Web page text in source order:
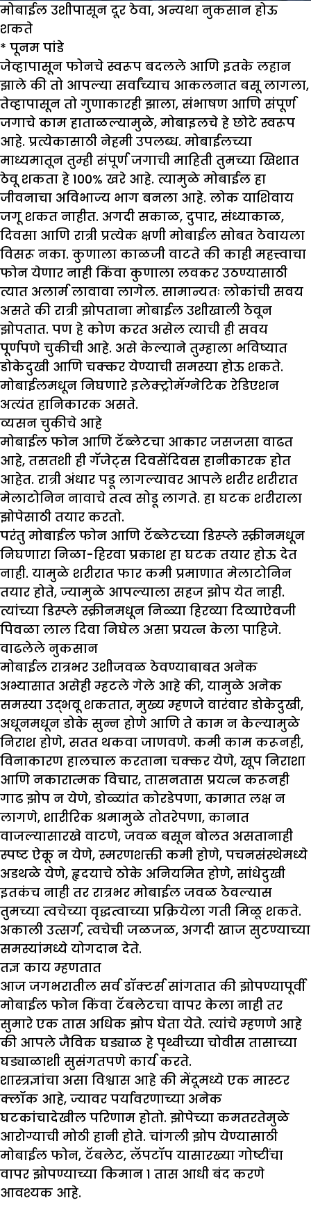
मोबाईल उशीपासून दूर ठेवा, अन्यथा नुकसान होऊ
शकते
* पूनम पांडे
जेव्हापासून फोनचे स्वरूप बदलले आणि इतके लहान
झाले की तो आपल्या सर्वांच्याच आकलनात बसू लागला,
तेव्हापासून तो गुणाकारही झाला, संभाषण आणि संपूर्ण
जगाचे काम हाताळल्यामुळे, मोबाइलचे हे छोटे स्वरूप
आहे. प्रत्येकासाठी नेहमी उपलब्ध. मोबाईलच्या
माध्यमातून तुम्ही संपूर्ण जगाची माहिती तुमच्या खिशात
ठेवू शकता हे 100% खरे आहे. त्यामुळे मोबाईल हा
जीवनाचा अविभाज्य भाग बनला आहे. लोक याशिवाय
जगू शकत नाहीत. अगदी सकाळ, दुपार, संध्याकाळ,
दिवसा आणि रात्री प्रत्येक क्षणी मोबाईल सोबत ठेवायला
विसरू नका. कुणाला काळजी वाटते की काही महत्त्वाचा
फोन येणार नाही किंवा कुणाला लवकर उठण्यासाठी
त्यात अलार्म लावावा लागेल. सामान्यतः लोकांची सवय
असते की रात्री झोपताना मोबाईल उशीखाली ठेवून
झोपतात. पण हे कोण करत असेल त्याची ही सवय
पूर्णपणे चुकीची आहे. असे केल्याने तुम्हाला भविष्यात
डोकेदुखी आणि चक्कर येण्याची समस्या होऊ शकते.
मोबाईलमधून निघणारे इलेक्ट्रोमॅग्नेटिक रेडिएशन
अत्यंत हानिकारक असते.
व्यसन चुकीचे आहे
मोबाईल फोन आणि टॅब्लेटचा आकार जसजसा वाढत
आहे, तसतशी ही गॅजेट्स दिवसेंदिवस हानीकारक होत
आहेत. रात्री अंधार पडू लागल्यावर आपले शरीर शरीरात
मेलाटोनिन नावाचे तत्व सोडू लागते. हा घटक शरीराला
झोपेसाठी तयार करतो.
परंतु मोबाईल फोन आणि टॅब्लेटच्या डिस्प्ले स्क्रीनमधून
निघणारा निळा-हिरवा प्रकाश हा घटक तयार होऊ देत
नाही. यामुळे शरीरात फार कमी प्रमाणात मेलाटोनिन
तयार होते, ज्यामुळे आपल्याला सहज झोप येत नाही.
त्यांच्या डिस्प्ले स्क्रीनमधून निळ्या हिरव्या दिव्याऐवजी
पिवळा लाल दिवा निघेल असा प्रयत्न केला पाहिजे.
वाढलेले नुकसान
मोबाईल रात्रभर उशीजवळ ठेवण्याबाबत अनेक
अभ्यासात असेही म्हटले गेले आहे की, यामुळे अनेक
समस्या उद्भवू शकतात, मुख्य म्हणजे वारंवार डोकेदुखी,
अधूनमधून डोके सुन्न होणे आणि ते काम न केल्यामुळे
निराश होणे, सतत थकवा जाणवणे. कमी काम करूनही,
विनाकारण हालचाल करताना चक्कर येणे, खूप निराशा
आणि नकारात्मक विचार, तासनतास प्रयत्न करूनही
गाढ झोप न येणे, डोळ्यांत कोरडेपणा, कामात लक्ष न
लागणे, शारीरिक श्रमामुळे तोतरेपणा, कानात
वाजल्यासारखे वाटणे, जवळ बसून बोलत असतानाही
स्पष्ट ऐकू न येणे, स्मरणशक्ती कमी होणे, पचनसंस्थेमध्ये
अडथळे येणे, हृदयाचे ठोके अनियमित होणे, सांधेदुखी
इतकंच नाही तर रात्रभर मोबाईल जवळ ठेवल्यास
तुमच्या त्वचेच्या वृद्धत्वाच्या प्रक्रियेला गती मिळू शकते.
अकाली उत्सर्ग, त्वचेची जळजळ, अगदी खाज सुटण्याच्या
समस्यांमध्ये योगदान देते.
तज्ञ काय म्हणतात
आज जगभरातील सर्व डॉक्टर्स सांगतात की झोपण्यापूर्वी
मोबाईल फोन किंवा टॅबलेटचा वापर केला नाही तर
सुमारे एक तास अधिक झोप घेता येते. त्यांचे म्हणणे आहे
की आपले जैविक घड्याळ हे पृथ्वीच्या चोवीस तासाच्या
घड्याळाशी सुसंगतपणे कार्य करते.
शास्त्रज्ञांचा असा विश्वास आहे की मेंदूमध्ये एक मास्टर
क्लॉक आहे, ज्यावर पर्यावरणाच्या अनेक
घटकांचादेखील परिणाम होतो. झोपेच्या कमतरतेमुळे
आरोग्याची मोठी हानी होते. चांगली झोप येण्यासाठी
मोबाईल फोन, टॅबलेट, लॅपटॉप यासारख्या गोष्टींचा
वापर झोपण्याच्या किमान 1 तास आधी बंद करणे
आवश्यक आहे.